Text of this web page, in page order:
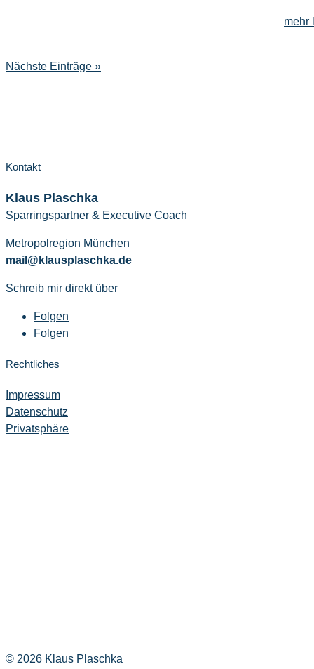
mehr
Nächste Einträge »
Kontakt
Klaus Plaschka
Sparringspartner & Executive Coach
Metropolregion München
mail@klausplaschka.de
Schreib mir direkt über
Folgen
Folgen
Rechtliches
Impressum
Datenschutz
Privatsphäre
© 2026 Klaus Plaschka